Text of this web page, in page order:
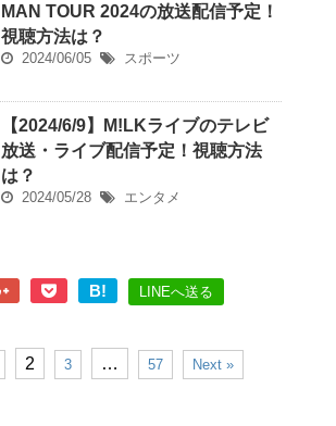
MAN TOUR 2024の放送配信予定！
視聴方法は？
2024/06/05 スポーツ
【2024/6/9】M!LKライブのテレビ
放送・ライブ配信予定！視聴方法
は？
2024/05/28 エンタメ
B! LINEへ送る
2 3 … 57 Next »